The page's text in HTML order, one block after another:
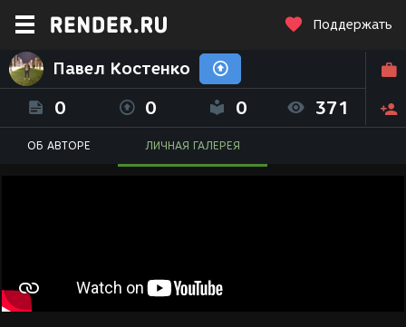
Поддержать
Павел Костенко
0 0 0 371
ОБ АВТОРЕ ЛИЧНАЯ ГАЛЕРЕЯ